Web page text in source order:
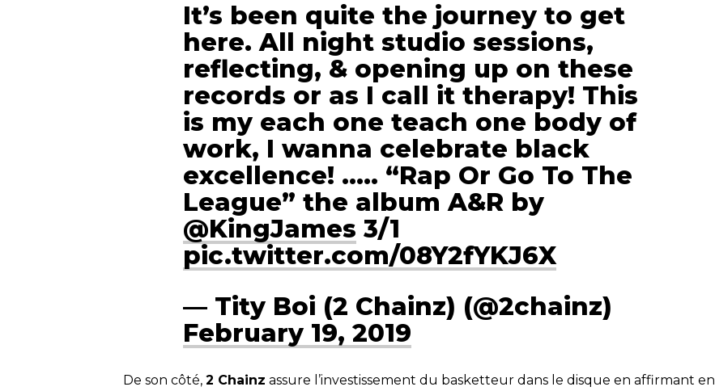
It’s been quite the journey to get
here. All night studio sessions,
reflecting, & opening up on these
records or as I call it therapy! This
is my each one teach one body of
work, I wanna celebrate black
excellence! ….. “Rap Or Go To The
League” the album A&R by
@KingJames 3/1
pic.twitter.com/08Y2fYKJ6X
— Tity Boi (2 Chainz) (@2chainz)
February 19, 2019
De son côté, 2 Chainz assure l’investissement du basketteur dans le disque en affirmant en